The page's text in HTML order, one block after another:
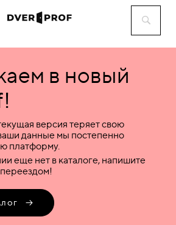
в новый
версия теряет свою
данные мы постепенно
платформу.
еще нет в каталоге, напишите